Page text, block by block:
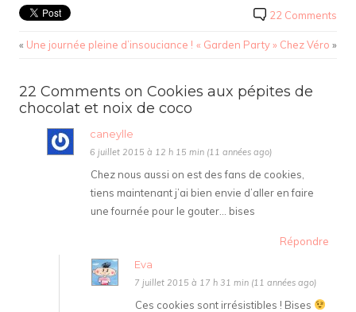
22 Comments
« Une journée pleine d’insouciance ! « Garden Party » Chez Véro »
22 Comments on Cookies aux pépites de
chocolat et noix de coco
caneylle
6 juillet 2015 à 12 h 15 min (11 années ago)
Chez nous aussi on est des fans de cookies,
tiens maintenant j’ai bien envie d’aller en faire
une fournée pour le gouter… bises
Répondre
Eva
7 juillet 2015 à 17 h 31 min (11 années ago)
Ces cookies sont irrésistibles ! Bises